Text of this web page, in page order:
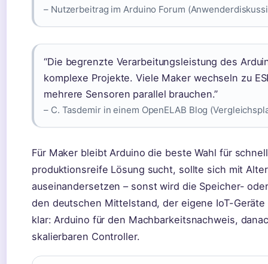
– Nutzerbeitrag im Arduino Forum
“Die begrenzte Verarbeitungsleistung des
komplexe Projekte. Viele Maker wechseln zu
mehrere Sensoren parallel brauchen.”
– C. Tasdemir in einem OpenELAB Blog
Für Maker bleibt Arduino die beste Wahl für
produktionsreife Lösung sucht, sollte sich mit
auseinandersetzen – sonst wird die Speicher-
den deutschen Mittelstand, der eigene IoT-
klar: Arduino für den Machbarkeitsnachweis,
skalierbaren Controller.